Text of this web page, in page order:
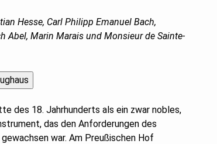
Hesse, Carl Philipp Emanuel Bach,
Abel, Marin Marais und Monsieur de Sainte-
des 18. Jahrhunderts als ein zwar nobles,
das den Anforderungen des
war. Am Preußischen Hof